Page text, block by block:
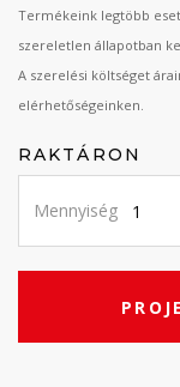
Termékeink legtöbb
szereletlen állapotban
A szerelési költséget
elérhetőségeinken.
RAKTÁRON
Mennyiség